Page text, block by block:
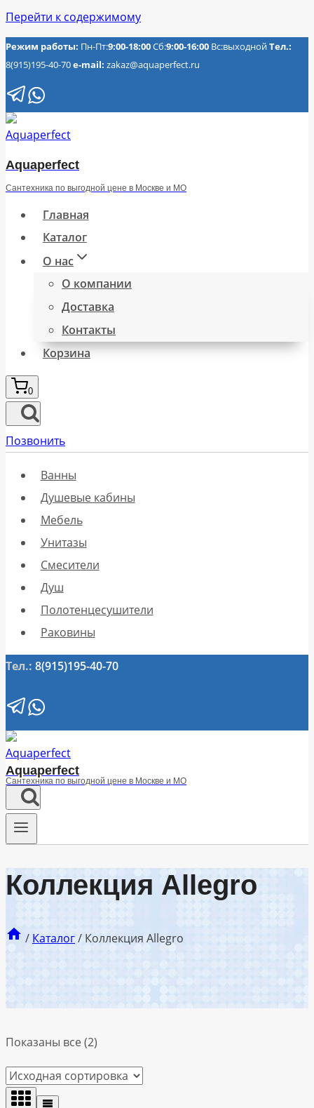
Перейти к содержимому
Режим работы: Пн-Пт:9:00-18:00Сб:9:00-16:00 Вс:выходнойТел.:
8(915)195-40-70e-mail: zakaz@aquaperfect.ru
Aquaperfect
Сантехника по выгодной цене в Москве и МО
Главная
Каталог
О нас
О компании
Доставка
Контакты
Корзина
0
Позвонить
Ванны
Душевые кабины
Мебель
Унитазы
Смесители
Душ
Полотенцесушители
Раковины
Тел.: 8(915)195-40-70
Aquaperfect
Сантехника по выгодной цене в Москве и МО
Коллекция Allegro
/ Каталог/ Коллекция Allegro
Показаны все (2)